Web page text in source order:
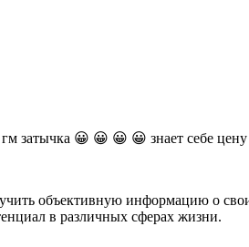
затычка 😀 😀 😀 😀 знает себе цену
объективную информацию о
в различных сферах жизни.